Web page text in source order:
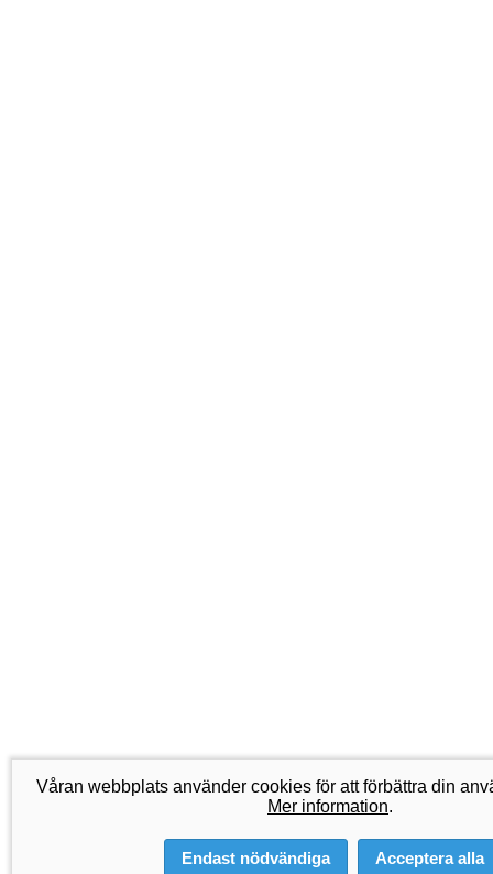
Våran webbplats använder cookies för att förbättra din
Mer information.
Endast nödvändiga Acceptera alla